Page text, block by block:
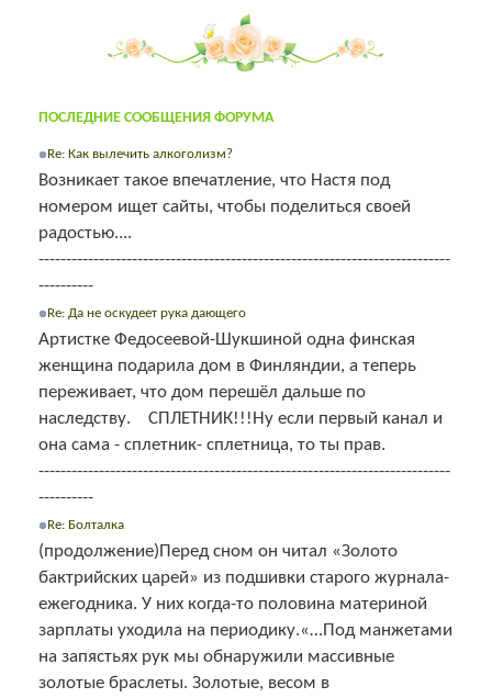
ПОСЛЕДНИЕ СООБЩЕНИЯ ФОРУМА
Re: Как вылечить алкоголизм?
Возникает такое впечатление, что Настя под
номером ищет сайты, чтобы поделиться своей
радостью....
---------------------------------------------------------------------------
----------
Re: Да не оскудеет рука дающего
Артистке Федосеевой-Шукшиной одна финская
женщина подарила дом в Финляндии, а теперь
переживает, что дом перешёл дальше по
наследству. СПЛЕТНИК!!!Ну если первый канал и
она сама - сплетник- сплетница, то ты прав.
---------------------------------------------------------------------------
----------
Re: Болталка
(продолжение)Перед сном он читал «Золото
бактрийских царей» из подшивки старого журнала-
ежегодника. У них когда-то половина материной
зарплаты уходила на периодику.«…Под манжетами
на запястьях рук мы обнаружили массивные
золотые браслеты. Золотые, весом в